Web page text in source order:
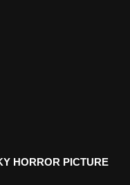
HORROR PICTURE